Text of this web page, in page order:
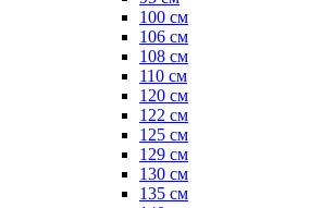
100 см
106 см
108 см
110 см
120 см
122 см
125 см
129 см
130 см
135 см